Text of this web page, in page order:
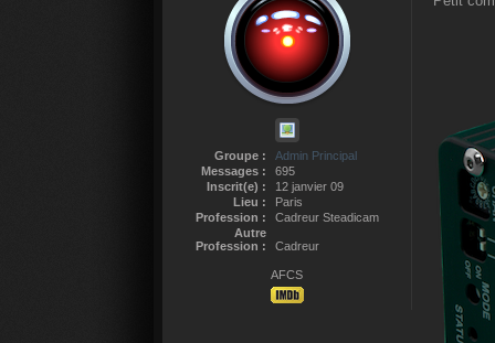
Groupe :
Admin Principal
Messages :
695
Inscrit(e) :
12 janvier 09
Lieu :
Paris
Profession :
Cadreur Steadicam
Autre
Profession :
Cadreur
AFCS